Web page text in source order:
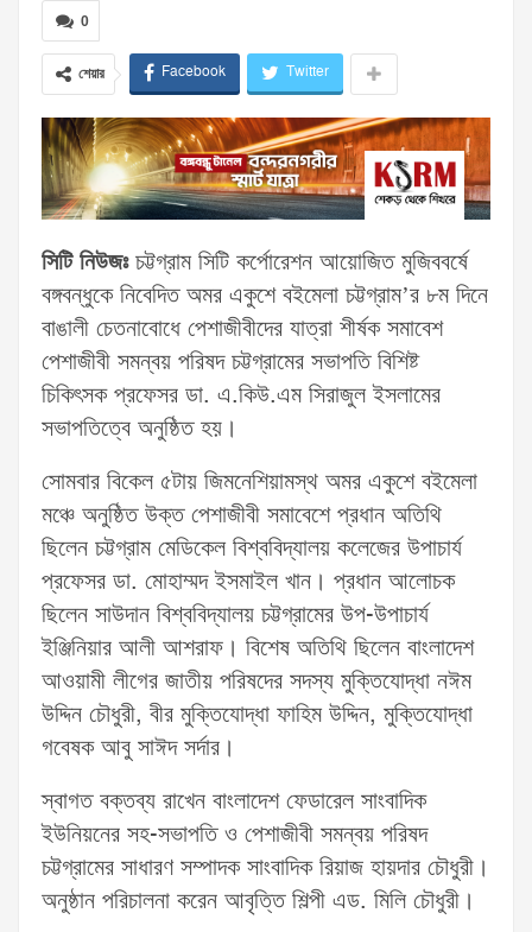
0
শেয়ার Facebook Twitter
সিটি নিউজঃচট্টগ্রাম সিটি কর্পোরেশন আয়োজিত মুজিববর্ষে
বঙ্গবন্ধুকে নিবেদিত অমর একুশে বইমেলা চট্টগ্রাম’র ৮ম দিনে
বাঙালী চেতনাবোধে পেশাজীবীদের যাত্রা শীর্ষক সমাবেশ
পেশাজীবী সমন্বয় পরিষদ চট্টগ্রামের সভাপতি বিশিষ্ট
চিকিৎসক প্রফেসর ডা. এ.কিউ.এম সিরাজুল ইসলামের
সভাপতিত্বে অনুষ্ঠিত হয়।
সোমবার বিকেল ৫টায় জিমনেশিয়ামস্থ অমর একুশে বইমেলা
মঞ্চে অনুষ্ঠিত উক্ত পেশাজীবী সমাবেশে প্রধান অতিথি
ছিলেন চট্টগ্রাম মেডিকেল বিশ্ববিদ্যালয় কলেজের উপাচার্য
প্রফেসর ডা. মোহাম্মদ ইসমাইল খান। প্রধান আলোচক
ছিলেন সাউদান বিশ্ববিদ্যালয় চট্টগ্রামের উপ-উপাচার্য
ইঞ্জিনিয়ার আলী আশরাফ। বিশেষ অতিথি ছিলেন বাংলাদেশ
আওয়ামী লীগের জাতীয় পরিষদের সদস্য মুক্তিযোদ্ধা নঈম
উদ্দিন চৌধুরী, বীর মুক্তিযোদ্ধা ফাহিম উদ্দিন, মুক্তিযোদ্ধা
গবেষক আবু সাঈদ সর্দার।
স্বাগত বক্তব্য রাখেন বাংলাদেশ ফেডারেল সাংবাদিক
ইউনিয়নের সহ-সভাপতি ও পেশাজীবী সমন্বয় পরিষদ
চট্টগ্রামের সাধারণ সম্পাদক সাংবাদিক রিয়াজ হায়দার চৌধুরী।
অনুষ্ঠান পরিচালনা করেন আবৃত্তি শিল্পী এড. মিলি চৌধুরী।